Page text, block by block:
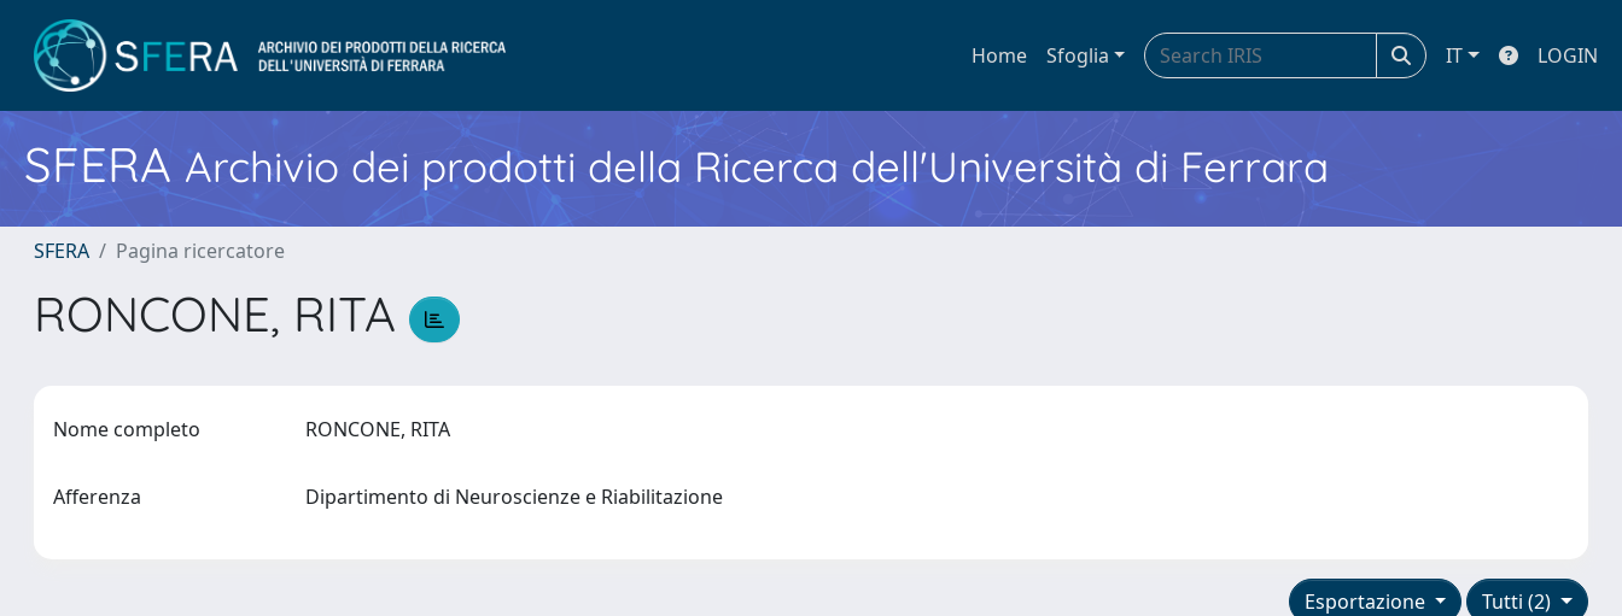
Home Sfoglia IT LOGIN
SFERA Archivio dei prodotti della Ricerca dell'Università di Ferrara
SFERA Pagina ricercatore
RONCONE, RITA
Nome completo RONCONE, RITA
Afferenza Dipartimento di Neuroscienze e Riabilitazione
Tutti (2)
Esportazione